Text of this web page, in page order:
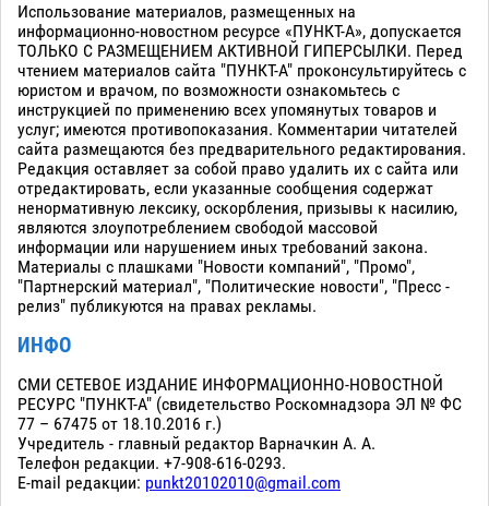
Использование материалов, размещенных на
информационно-новостном ресурсе «ПУНКТ-А», допускается
ТОЛЬКО С РАЗМЕЩЕНИЕМ АКТИВНОЙ ГИПЕРСЫЛКИ. Перед
чтением материалов сайта "ПУНКТ-А" проконсультируйтесь с
юристом и врачом, по возможности ознакомьтесь с
инструкцией по применению всех упомянутых товаров и
услуг; имеются противопоказания. Комментарии читателей
сайта размещаются без предварительного редактирования.
Редакция оставляет за собой право удалить их с сайта или
отредактировать, если указанные сообщения содержат
ненормативную лексику, оскорбления, призывы к насилию,
являются злоупотреблением свободой массовой
информации или нарушением иных требований закона.
Материалы с плашками "Новости компаний", "Промо",
"Партнерский материал", "Политические новости", "Пресс -
релиз" публикуются на правах рекламы.
ИНФО
СМИ СЕТЕВОЕ ИЗДАНИЕ ИНФОРМАЦИОННО-НОВОСТНОЙ
РЕСУРС "ПУНКТ-А" (свидетельство Роскомнадзора ЭЛ № ФС
77 – 67475 от 18.10.2016 г.)
Учредитель - главный редактор Варначкин А. А.
Телефон редакции. +7-908-616-0293.
E-mail редакции: punkt20102010@gmail.com